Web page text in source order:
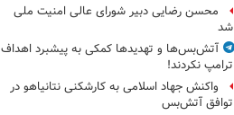
محسن رضایی دبیر شورای عالی امنیت ملی
شد
آتش‌بس‌ها و تهدیدها کمکی به پیشبرد اهداف
ترامپ نکردند!
واکنش جهاد اسلامی به کارشکنی نتانیاهو در
توافق آتش‌بس